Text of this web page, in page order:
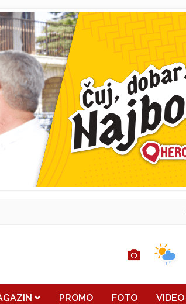
PROMO FOTO VIDEO